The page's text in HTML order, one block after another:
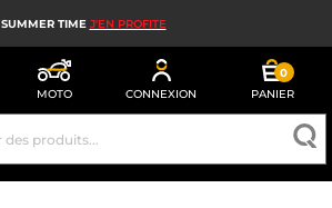
SUMMER TIME J'EN PROFITE
MOTO CONNEXION
0
PANIER
MOTO
MOTO HOMME